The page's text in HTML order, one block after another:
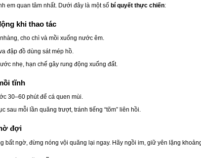
em quan tâm nhất. Dưới đây là một số bí quyết thực chiến:
khi thao tác
cho chì và mồi xuống nước êm.
đập đồ dùng sát mép hồ.
nhẹ, hạn chế gây rung động xuống đất.
tĩnh
30–60 phút để cá quen mùi.
sau mỗi lần quăng trượt, tránh tiếng “tõm” liên hồi.
đợi
bất ngờ, đừng nóng vội quăng lại ngay. Hãy ngồi im, giữ yên lặng